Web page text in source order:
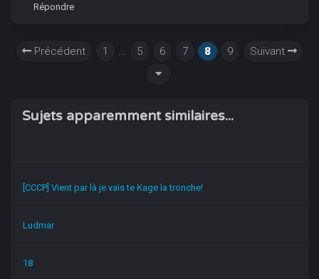
Répondre
Précédent 1 ... 5 6 7 8 9 Suivant
Sujets apparemment similaires...
[CCCP] Vient par là je vais te Kage la tronche!
Ludmar
18